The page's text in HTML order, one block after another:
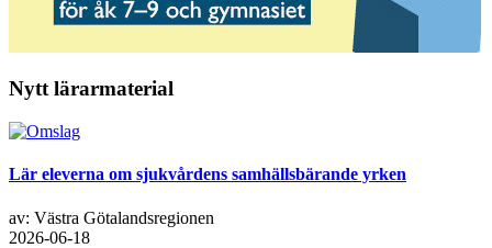
Nytt lärarmaterial
Lär eleverna om sjukvårdens samhällsbärande yrken
av: Västra Götalandsregionen
2026-06-18